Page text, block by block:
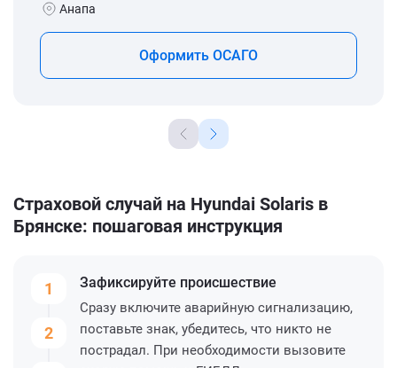
Анапа
Оформить ОСАГО
Страховой случай на Hyundai Solaris в
Брянске: пошаговая инструкция
1
2
Зафиксируйте происшествие
Сразу включите аварийную сигнализацию,
поставьте знак, убедитесь, что никто не
пострадал. При необходимости вызовите